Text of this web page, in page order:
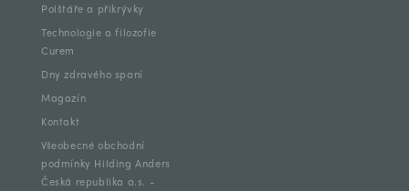
Polštáře a přikrývky
Technologie a filozofie
Curem
Dny zdravého spaní
Magazín
Kontakt
Všeobecné obchodní
podmínky Hilding Anders
Česká republika a.s. -